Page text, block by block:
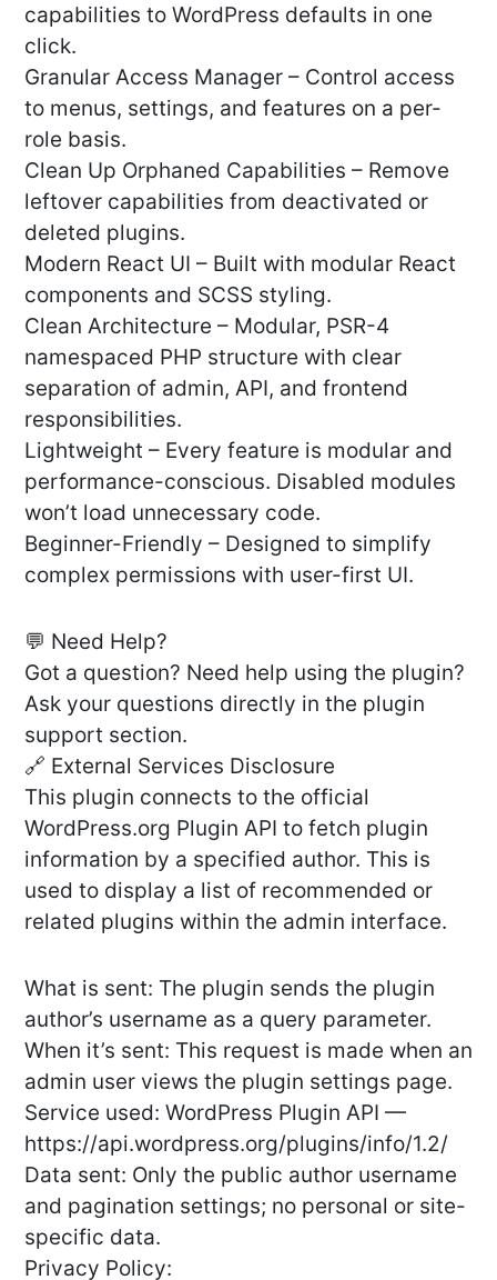
capabilities to WordPress defaults in one
click.
Granular Access Manager – Control access
to menus, settings, and features on a per-
role basis.
Clean Up Orphaned Capabilities – Remove
leftover capabilities from deactivated or
deleted plugins.
Modern React UI – Built with modular React
components and SCSS styling.
Clean Architecture – Modular, PSR-4
namespaced PHP structure with clear
separation of admin, API, and frontend
responsibilities.
Lightweight – Every feature is modular and
performance-conscious. Disabled modules
won’t load unnecessary code.
Beginner-Friendly – Designed to simplify
complex permissions with user-first UI.
💬 Need Help?
Got a question? Need help using the plugin?
Ask your questions directly in the plugin
support section.
🔗 External Services Disclosure
This plugin connects to the official
WordPress.org Plugin API to fetch plugin
information by a specified author. This is
used to display a list of recommended or
related plugins within the admin interface.
What is sent: The plugin sends the plugin
author’s username as a query parameter.
When it’s sent: This request is made when an
admin user views the plugin settings page.
Service used: WordPress Plugin API —
https://api.wordpress.org/plugins/info/1.2/
Data sent: Only the public author username
and pagination settings; no personal or site-
specific data.
Privacy Policy: